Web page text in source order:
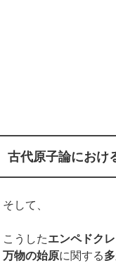
古代原子論におけ
そして、
こうしたエンペドク
万物の始原に関する